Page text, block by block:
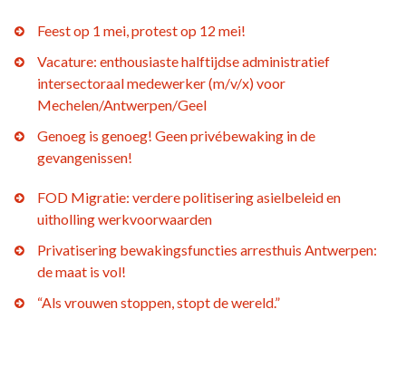
Feest op 1 mei, protest op 12 mei!
Vacature: enthousiaste halftijdse administratief
intersectoraal medewerker (m/v/x) voor
Mechelen/Antwerpen/Geel
Genoeg is genoeg! Geen privébewaking in de
gevangenissen!
FOD Migratie: verdere politisering asielbeleid en
uitholling werkvoorwaarden
Privatisering bewakingsfuncties arresthuis Antwerpen:
de maat is vol!
“Als vrouwen stoppen, stopt de wereld.”